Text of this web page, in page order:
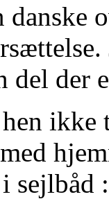
danske
del der
sejlbåd